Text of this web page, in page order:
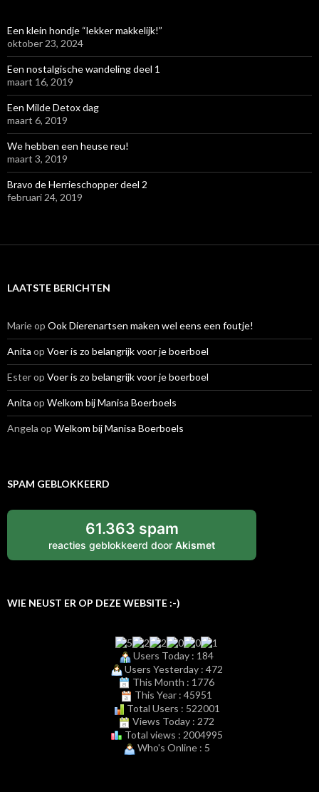
Een klein hondje “lekker makkelijk!”
oktober 23, 2024
Een nostalgische wandeling deel 1
maart 16, 2019
Een Milde Detox dag
maart 6, 2019
We hebben een heuse reu!
maart 3, 2019
Bravo de Herrieschopper deel 2
februari 24, 2019
LAATSTE BERICHTEN
Marieop Ook Dierenartsen maken wel eens een foutje!
Anita op Voer is zo belangrijk voor je boerboel
Esterop Voer is zo belangrijk voor je boerboel
Anita op Welkom bij Manisa Boerboels
Angela op Welkom bij Manisa Boerboels
SPAM GEBLOKKEERD
61.363 spam
reacties geblokkeerd door Akismet
WIE NEUST ER OP DEZE WEBSITE :-)
Users Today : 184
Users Yesterday : 472
This Month : 1776
This Year : 45951
Total Users : 522001
Views Today : 272
Total views : 2004995
Who's Online : 5